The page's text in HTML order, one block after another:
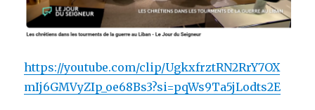
https://youtube.com/clip/UgkxfrztRN2RrY7OX
mIj6GMVyZIp_oe68Bs3?si=pqWs9Ta5jLodts2E